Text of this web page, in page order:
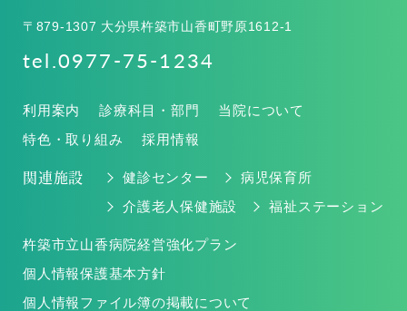
〒879-1307 大分県杵築市山香町野原1612-1
tel.0977-75-1234
利用案内 診療科目・部門
当院について
特色・取り組み
採用情報
関連施設 健診センター
病児保育所
介護老人保健施設
福祉ステーション
杵築市立山香病院経営強化プラン
個人情報保護基本方針
個人情報ファイル簿の掲載について